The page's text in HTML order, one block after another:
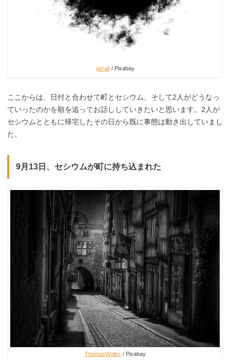
geralt/ Pixabay
ここからは、日付と合わせて町とセシウム、そして2人がどうなっ
ていったのかを順を追ってお話ししていきたいと思います。2人が
セシウムとともに帰宅したその日から既に事態は動き出していまし
た。
9月13日、セシウムが町に持ち込まれた
ThomasWolter/ Pixabay